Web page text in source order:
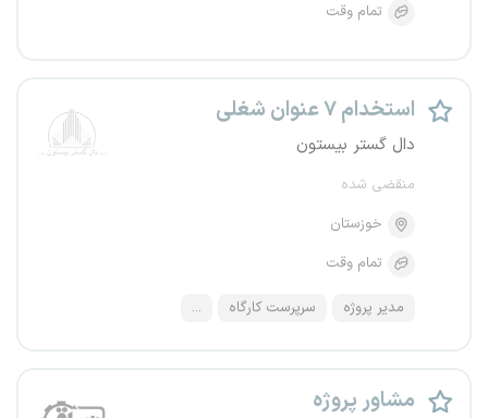
تمام وقت
استخدام ۷ عنوان شغلی
دال گستر بیستون
منقضی شده
خوزستان
تمام وقت
مدیر پروژه سرپرست کارگاه ...
مشاور پروژه